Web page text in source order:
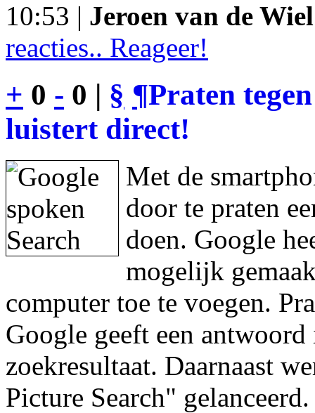
10:53 | Jeroen van de Wiel
reacties.. Reageer!
+ 0 - 0 | § ¶Praten
luistert direct!
Met de
door te praten
doen. Google
mogelijk
computer toe te voegen.
Google geeft een
zoekresultaat. Daarnaast
Picture Search" gelanceerd.